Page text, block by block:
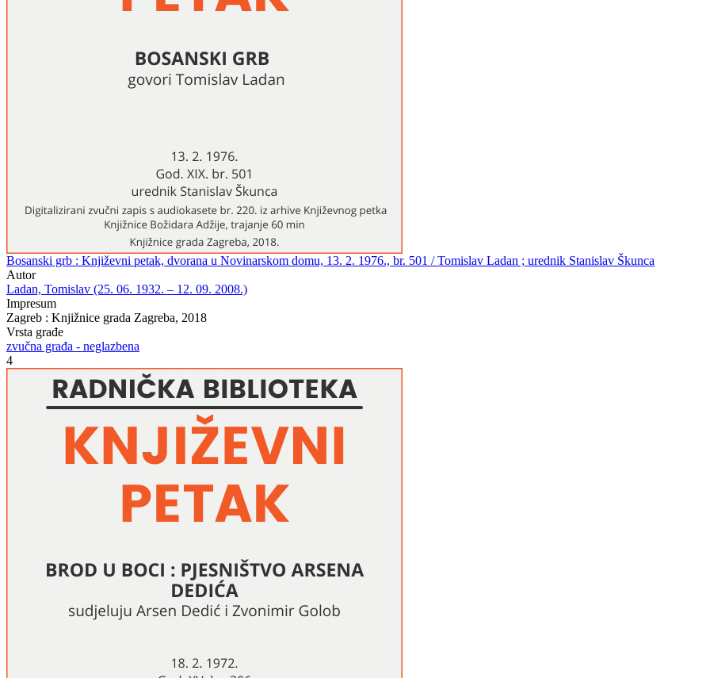
Bosanski grb : Književni petak, dvorana u Novinarskom domu, 13. 2. 1976., br. 501 / Tomislav Ladan ; urednik Stanislav Škunca
Autor
Ladan, Tomislav (25. 06. 1932. – 12. 09. 2008.)
Impresum
Zagreb : Knjižnice grada Zagreba, 2018
Vrsta građe
zvučna građa - neglazbena
4